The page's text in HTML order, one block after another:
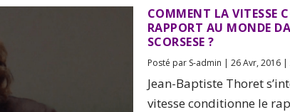
COMMENT LA VITESSE
RAPPORT AU MONDE
SCORSESE ?
Posté par S-admin | 26 Avr, 2016|
Jean-Baptiste Thoret
vitesse conditionne le